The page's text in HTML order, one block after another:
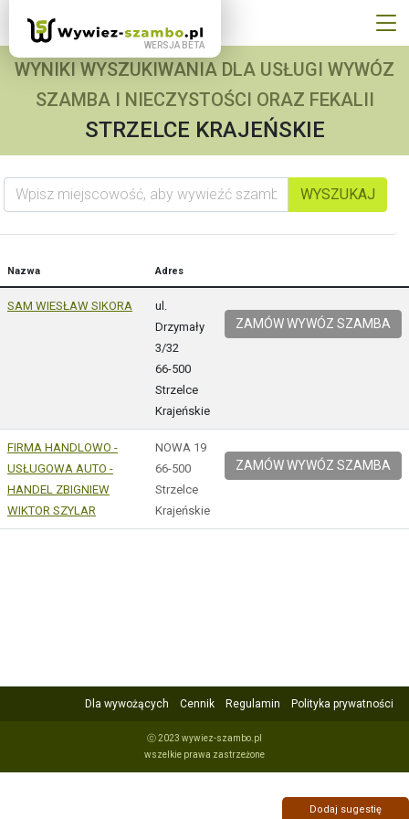
WYNIKI WYSZUKIWANIA DLA USŁUGI WYWÓZ
SZAMBA I NIECZYSTOŚCI ORAZ FEKALII
STRZELCE KRAJEŃSKIE
Wpisz miejscowość, aby wywieźć szambo
WYSZUKAJ
Nazwa Adres
SAM WIESŁAW SIKORA
ul.
Drzymały
3/32
66-500
Strzelce
Krajeńskie
ZAMÓW WYWÓZ SZAMBA
FIRMA HANDLOWO -
USŁUGOWA AUTO -
HANDEL ZBIGNIEW
WIKTOR SZYLAR
NOWA 19
66-500
Strzelce
Krajeńskie
ZAMÓW WYWÓZ SZAMBA
Dla wywożących Cennik Regulamin Polityka prywatności
ⓒ 2023 wywiez-szambo.pl
wszelkie prawa zastrzeżone
Dodaj sugestię